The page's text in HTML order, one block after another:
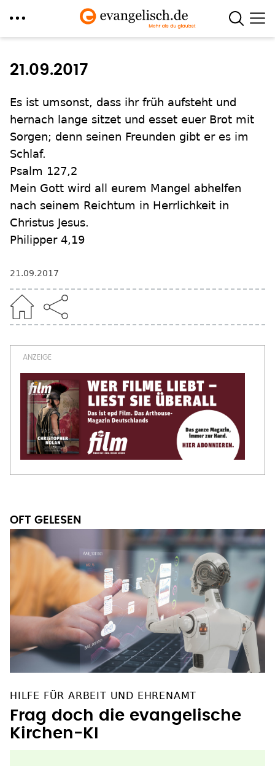
zum
21.09.2017
Es ist umsonst, dass ihr früh aufsteht und
hernach lange sitzet und esset euer Brot mit
Sorgen; denn seinen Freunden gibt er es im
Schlaf.
Psalm 127,2
Mein Gott wird all eurem Mangel abhelfen
nach seinem Reichtum in Herrlichkeit in
Christus Jesus.
Philipper 4,19
21.09.2017
OFT GELESEN
HILFE FÜR ARBEIT UND EHRENAMT
Frag doch die evangelische
Kirchen-KI